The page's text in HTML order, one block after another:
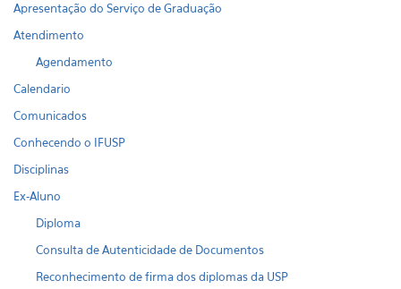
Apresentação do Serviço de Graduação
Atendimento
Agendamento
Calendario
Comunicados
Conhecendo o IFUSP
Disciplinas
Ex-Aluno
Diploma
Consulta de Autenticidade de Documentos
Reconhecimento de firma dos diplomas da USP